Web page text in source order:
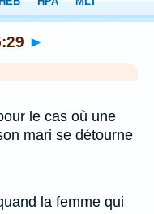
►
le cas où une
mari se détourne
la femme qui